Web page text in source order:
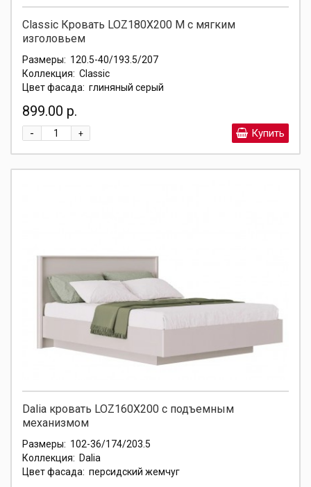
Classic Кровать LOZ180X200 М с мягким
изголовьем
Размеры: 120.5-40/193.5/207
Коллекция: Classic
Цвет фасада: глиняный серый
899.00 р.
+
- Купить
Dalia кровать LOZ160X200 с подъемным
механизмом
Размеры: 102-36/174/203.5
Коллекция: Dalia
Цвет фасада: персидский жемчуг